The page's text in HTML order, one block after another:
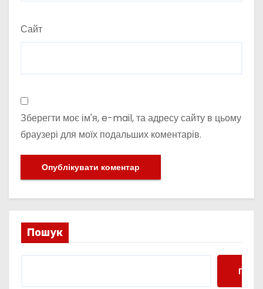
Сайт
Зберегти моє ім'я, e-mail, та адресу сайту в цьому
браузері для моїх подальших коментарів.
Пошук